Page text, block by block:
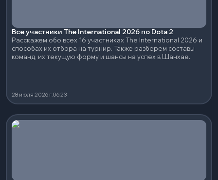
Все участники The International 2026 по Dota 2
Расскажем обо всех 16 участниках The International 2026 и
способах их отбора на турнир. Также разберем составы
команд, их текущую форму и шансы на успех в Шанхае.
28 июля 2026 г.06:23